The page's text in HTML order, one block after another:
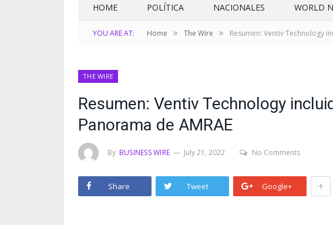
HOME POLÍTICA NACIONALES WORLD
YOU ARE AT: Home » The Wire » Resumen: Ventiv Technology
THE WIRE
Resumen: Ventiv Technology
Panorama de AMRAE
By BUSINESS WIRE July 21, 2022 No Comments
Share Tweet Google+ +